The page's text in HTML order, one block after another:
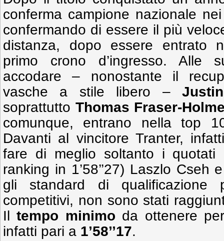
conferma campione nazionale
confermando di essere il più
distanza, dopo essere entrato
primo crono d’ingresso. Alle
accodare – nonostante il
vasche a stile libero –
soprattutto Thomas Fraser-
comunque, entrano nella top
Davanti al vincitore Tranter,
fare di meglio soltanto i quotati
ranking in 1’58’’27) Laszlo Cseh
gli standard di qualificazione
competitivi, non sono stati
Iltempo minimo da ottenere
infatti pari a 1’58’’17.